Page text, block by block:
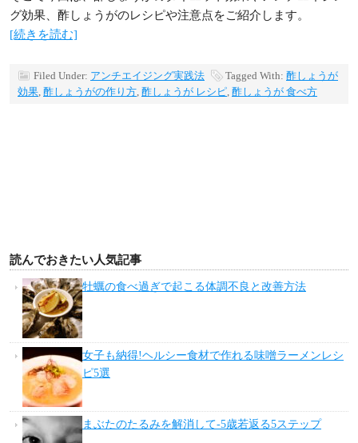
グ効果、酢しょうがのレシピや注意点をご紹介します。
[続きを読む]
Filed Under: アンチエイジング実践法 Tagged With: 酢しょうが
効果, 酢しょうがの作り方, 酢しょうが レシピ, 酢しょうが 食べ方
読んでおきたい人気記事
牡蠣の食べ過ぎで起こる体調不良と改善方法
女子も納得!ヘルシー食材で作れる味噌ラーメンレシ
ピ5選
まぶたのたるみを解消して-5歳若返る5ステップ